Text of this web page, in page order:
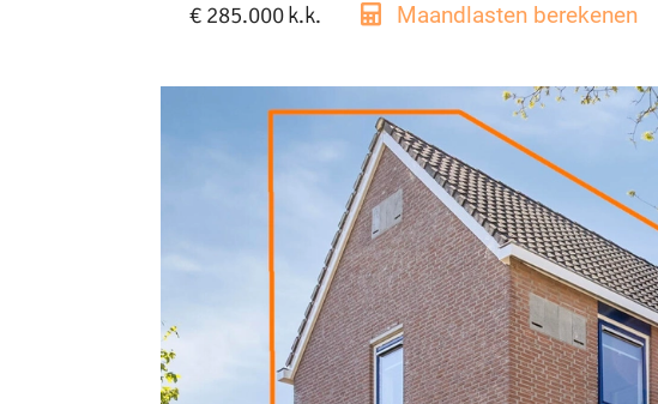
€ 285.000k.k. Maandlasten berekenen